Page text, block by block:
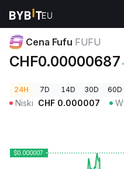
Ceny kryptowalut
Cena Fufu FUFU
CHF0.00000687
24H 7D 14D 30D 60D
Niski CHF 0.000007